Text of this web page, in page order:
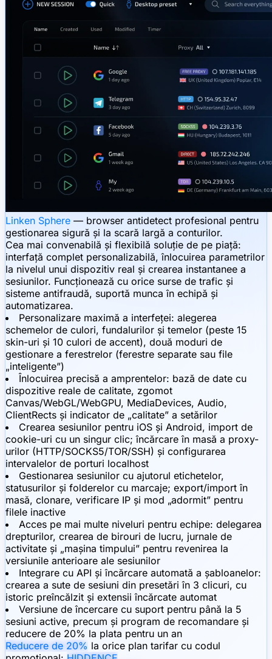
Linken Sphere — browser antidetect profesional pentru
gestionarea sigură și la scară largă a conturilor.
Cea mai convenabilă și flexibilă soluție de pe piață:
interfață complet personalizabilă, înlocuirea parametrilor
la nivelul unui dispozitiv real și crearea instantanee a
sesiunilor. Funcționează cu orice surse de trafic și
sisteme antifraudă, suportă munca în echipă și
automatizarea.
Personalizare maximă a interfeței: alegerea
schemelor de culori, fundalurilor și temelor (peste 15
skin-uri și 10 culori de accent), două moduri de
gestionare a ferestrelor (ferestre separate sau file
„inteligente”)
Înlocuirea precisă a amprentelor: bază de date cu
dispozitive reale de calitate, zgomot
Canvas/WebGL/WebGPU, MediaDevices, Audio,
ClientRects și indicator de „calitate” a setărilor
Crearea sesiunilor pentru iOS și Android, import de
cookie-uri cu un singur clic; încărcare în masă a proxy-
urilor (HTTP/SOCKS5/TOR/SSH) și configurarea
intervalelor de porturi localhost
Gestionarea sesiunilor cu ajutorul etichetelor,
statusurilor și folderelor cu marcaje; export/import în
masă, clonare, verificare IP și mod „adormit” pentru
filele inactive
Acces pe mai multe niveluri pentru echipe: delegarea
drepturilor, crearea de birouri de lucru, jurnale de
activitate și „mașina timpului” pentru revenirea la
versiunile anterioare ale sesiunilor
Integrare cu API și încărcare automată a șabloanelor:
crearea a sute de sesiuni din presetări în 3 clicuri, cu
istoric preîncălzit și extensii încărcate automat
Versiune de încercare cu suport pentru până la 5
sesiuni active, precum și program de recomandare și
reducere de 20% la plata pentru un an
Reducere de 20% la orice plan tarifar cu codul